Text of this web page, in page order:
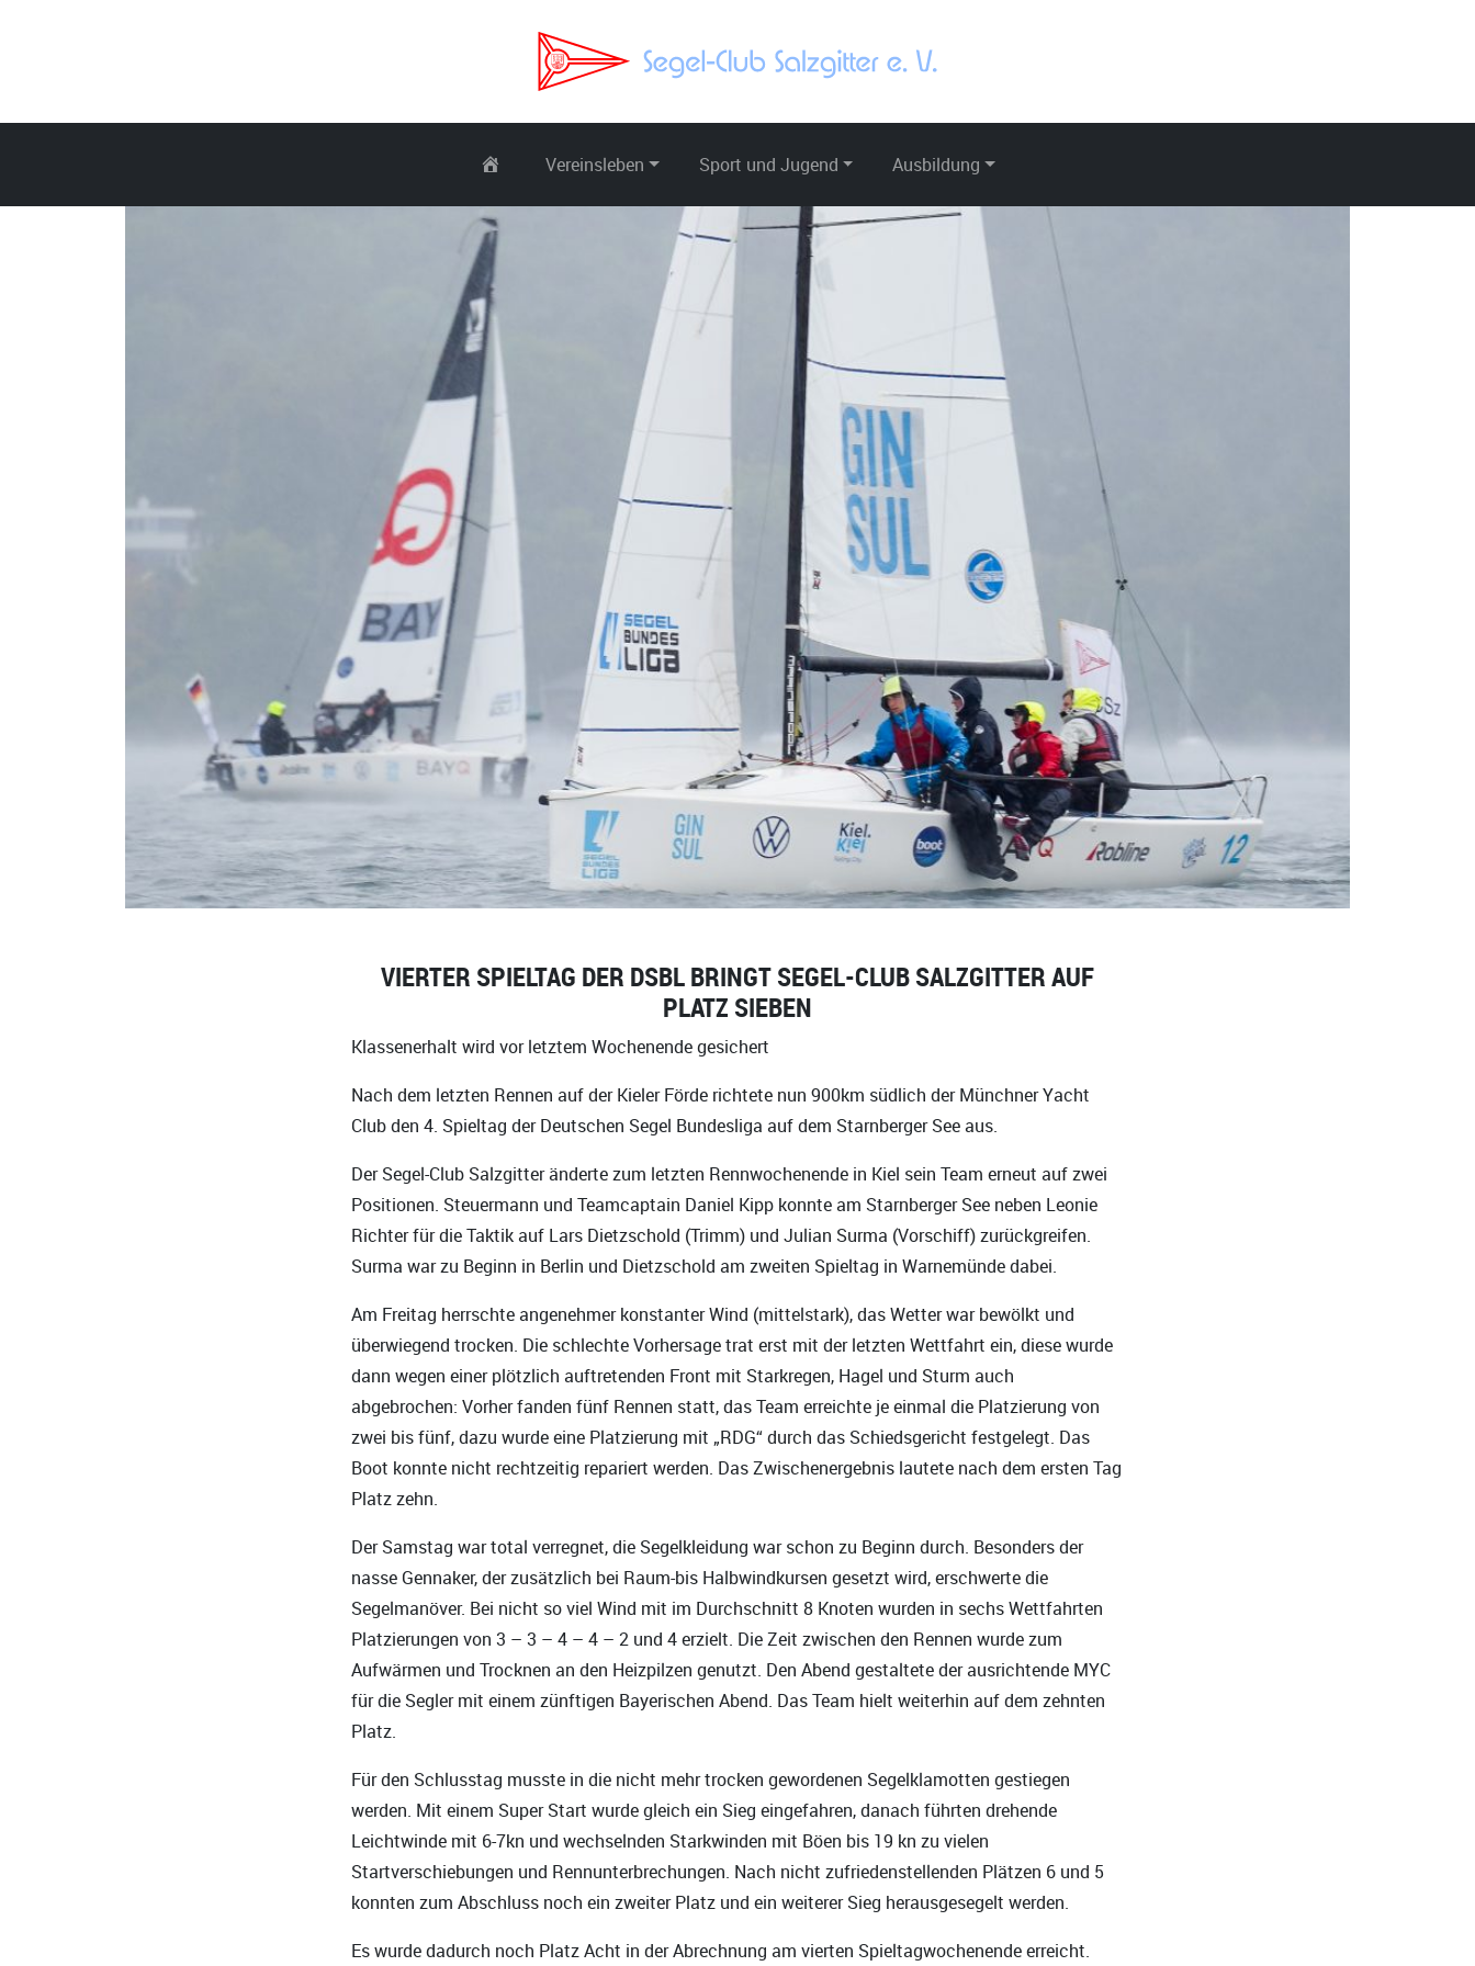
Vereinsleben Sport und Jugend Ausbildung
VIERTER SPIELTAG DER DSBL BRINGT SEGEL-CLUB SALZGITTER AUF
PLATZ SIEBEN
Klassenerhalt wird vor letztem Wochenende gesichert
Nach dem letzten Rennen auf der Kieler Förde richtete nun 900km südlich der Münchner Yacht
Club den 4. Spieltag der Deutschen Segel Bundesliga auf dem Starnberger See aus.
Der Segel-Club Salzgitter änderte zum letzten Rennwochenende in Kiel sein Team erneut auf zwei
Positionen. Steuermann und Teamcaptain Daniel Kipp konnte am Starnberger See neben Leonie
Richter für die Taktik auf Lars Dietzschold (Trimm) und Julian Surma (Vorschiff) zurückgreifen.
Surma war zu Beginn in Berlin und Dietzschold am zweiten Spieltag in Warnemünde dabei.
Am Freitag herrschte angenehmer konstanter Wind (mittelstark), das Wetter war bewölkt und
überwiegend trocken. Die schlechte Vorhersage trat erst mit der letzten Wettfahrt ein, diese wurde
dann wegen einer plötzlich auftretenden Front mit Starkregen, Hagel und Sturm auch
abgebrochen: Vorher fanden fünf Rennen statt, das Team erreichte je einmal die Platzierung von
zwei bis fünf, dazu wurde eine Platzierung mit „RDG“ durch das Schiedsgericht festgelegt. Das
Boot konnte nicht rechtzeitig repariert werden. Das Zwischenergebnis lautete nach dem ersten Tag
Platz zehn.
Der Samstag war total verregnet, die Segelkleidung war schon zu Beginn durch. Besonders der
nasse Gennaker, der zusätzlich bei Raum-bis Halbwindkursen gesetzt wird, erschwerte die
Segelmanöver. Bei nicht so viel Wind mit im Durchschnitt 8 Knoten wurden in sechs Wettfahrten
Platzierungen von 3 – 3 – 4 – 4 – 2 und 4 erzielt. Die Zeit zwischen den Rennen wurde zum
Aufwärmen und Trocknen an den Heizpilzen genutzt. Den Abend gestaltete der ausrichtende MYC
für die Segler mit einem zünftigen Bayerischen Abend. Das Team hielt weiterhin auf dem zehnten
Platz.
Für den Schlusstag musste in die nicht mehr trocken gewordenen Segelklamotten gestiegen
werden. Mit einem Super Start wurde gleich ein Sieg eingefahren, danach führten drehende
Leichtwinde mit 6-7kn und wechselnden Starkwinden mit Böen bis 19 kn zu vielen
Startverschiebungen und Rennunterbrechungen. Nach nicht zufriedenstellenden Plätzen 6 und 5
konnten zum Abschluss noch ein zweiter Platz und ein weiterer Sieg herausgesegelt werden.
Es wurde dadurch noch Platz Acht in der Abrechnung am vierten Spieltagwochenende erreicht.